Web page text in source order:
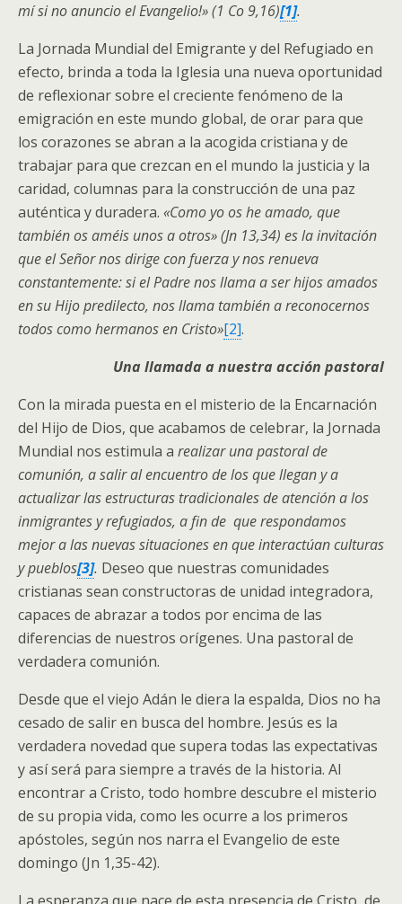
mí si no anuncio el Evangelio!»(1 Co9,16)[1].
La Jornada Mundial del Emigrante y del Refugiado en
efecto, brinda a toda la Iglesia una nueva oportunidad
de reflexionar sobre el creciente fenómeno de la
emigración en este mundo global, de orar para que
los corazones se abran a la acogida cristiana y de
trabajar para que crezcan en el mundo la justicia y la
caridad, columnas para la construcción de una paz
auténtica y duradera. «Como yo os he amado, que
también os améis unos a otros»(Jn 13,34) es la invitación
que el Señor nos dirige con fuerza y nos renueva
constantemente: si el Padre nos llama a ser hijos amados
en su Hijo predilecto, nos llama también a reconocernos
todos como hermanos en Cristo»[2].
Una llamada a nuestra acción pastoral
Con la mirada puesta en el misterio de la Encarnación
del Hijo de Dios, que acabamos de celebrar, la Jornada
Mundial nos estimula a realizar una pastoral de
comunión, a salir al encuentro de los que llegan y a
actualizar las estructuras tradicionales de atención a los
inmigrantes y refugiados, a fin de que respondamos
mejor a las nuevas situaciones en que interactúan culturas
y pueblos[3]. Deseo que nuestras comunidades
cristianas sean constructoras de unidad integradora,
capaces de abrazar a todos por encima de las
diferencias de nuestros orígenes. Una pastoral de
verdadera comunión.
Desde que el viejo Adán le diera la espalda, Dios no ha
cesado de salir en busca del hombre. Jesús es la
verdadera novedad que supera todas las expectativas
y así será para siempre a través de la historia. Al
encontrar a Cristo, todo hombre descubre el misterio
de su propia vida, como les ocurre a los primeros
apóstoles, según nos narra el Evangelio de este
domingo (Jn 1,35-42).